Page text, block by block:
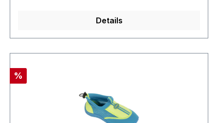
Details
Rabatt
%